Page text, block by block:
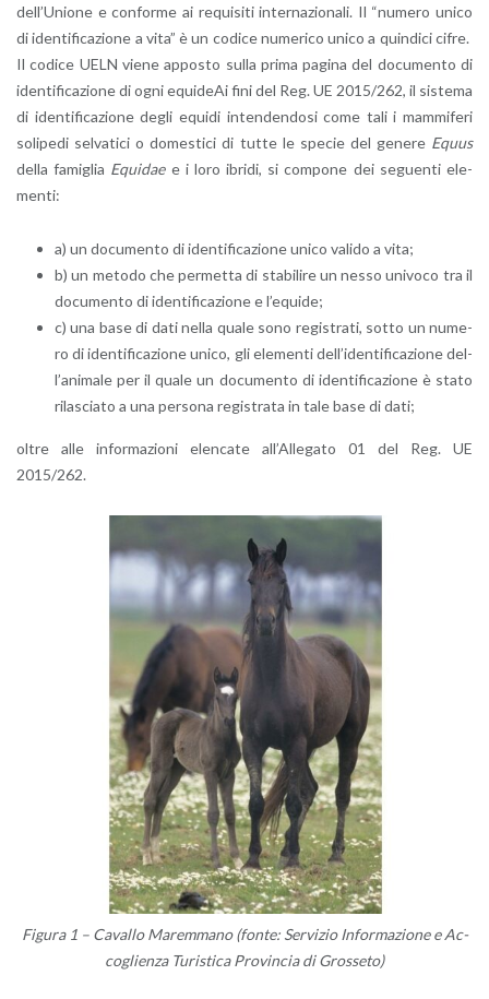
del­l’U­nio­ne e con­for­me ai re­qui­si­ti in­ter­na­zio­na­li. Il “nu­me­ro unico
di iden­ti­fi­ca­zio­ne a vita” è un co­di­ce nu­me­ri­co unico a quin­di­ci cifre.
Il co­di­ce UELN viene ap­po­sto sulla prima pa­gi­na del do­cu­men­to di
iden­ti­fi­ca­zio­ne di ogni equi­deAi fini del Reg. UE 2015/262, il si­ste­ma
di iden­ti­fi­ca­zio­ne degli equi­di in­ten­den­do­si come tali i mam­mi­fe­ri
so­li­pe­di sel­va­ti­ci o do­me­sti­ci di tutte le spe­cie del ge­ne­reEquus
della fa­mi­glia Equi­daee i loro ibri­di, si com­po­ne dei se­guen­ti ele­
men­ti:
a) un do­cu­men­to di iden­ti­fi­ca­zio­ne unico va­li­do a vita;
b) un me­to­do che per­met­ta di sta­bi­li­re un nesso uni­vo­co tra il
do­cu­men­to di iden­ti­fi­ca­zio­ne e l’e­qui­de;
c) una base di dati nella quale sono re­gi­stra­ti, sotto un nu­me­
ro di iden­ti­fi­ca­zio­ne unico, gli ele­men­ti del­l’i­den­ti­fi­ca­zio­ne del­
l’a­ni­ma­le per il quale un do­cu­men­to di iden­ti­fi­ca­zio­ne è stato
ri­la­scia­to a una per­so­na re­gi­stra­ta in tale base di dati;
oltre alle in­for­ma­zio­ni elen­ca­te al­l’Al­le­ga­to 01 del Reg. UE
2015/262.
Fi­gu­ra 1– Ca­val­lo Ma­rem­ma­no (fonte: Ser­vi­zio In­for­ma­zio­ne e Ac­
co­glien­za Tu­ri­sti­ca Pro­vin­cia di Gros­se­to)